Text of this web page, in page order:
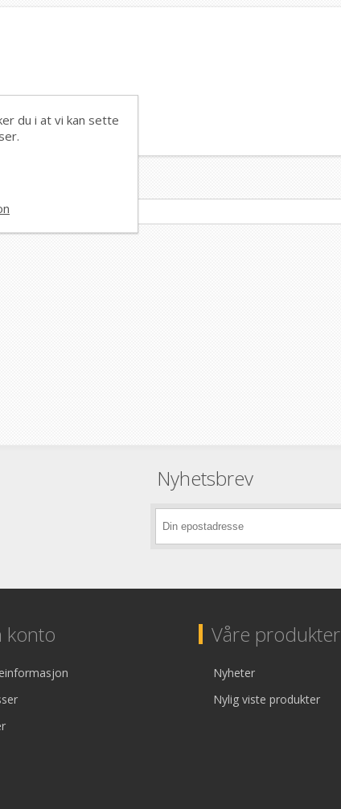
Nyhetsbrev
konto Våre produkter
Nyheter
Nylig viste produkter
du i at vi kan sette